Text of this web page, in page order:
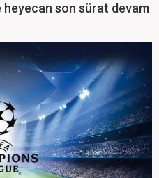
heyecan son sürat devam